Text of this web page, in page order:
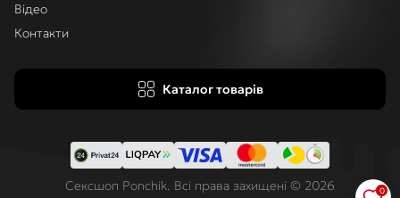
0
Відео
Контакти
Каталог товарів
Сексшоп Ponchik. Всі права захищені © 2026